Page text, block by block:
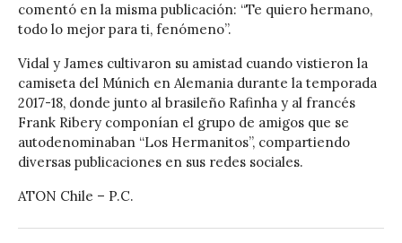
comentó en la misma publicación: “Te quiero hermano,
todo lo mejor para ti, fenómeno”.
Vidal y James cultivaron su amistad cuando vistieron la
camiseta del Múnich en Alemania durante la temporada
2017-18, donde junto al brasileño Rafinha y al francés
Frank Ribery componían el grupo de amigos que se
autodenominaban “Los Hermanitos”, compartiendo
diversas publicaciones en sus redes sociales.
ATON Chile – P.C.